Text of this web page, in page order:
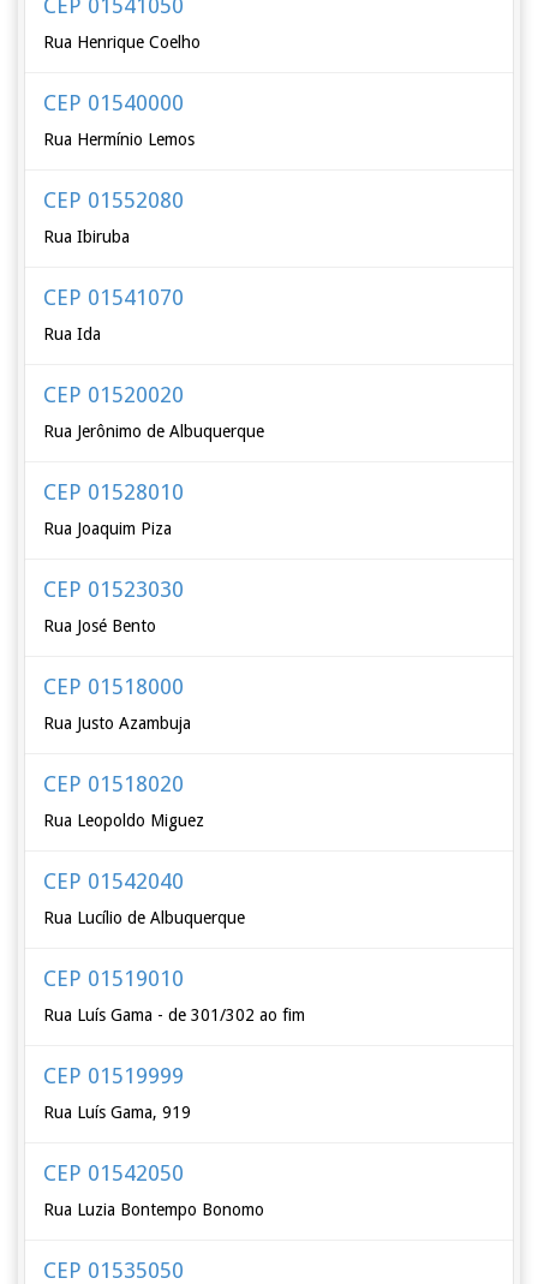
CEP 01541050
Rua Henrique Coelho
CEP 01540000
Rua Hermínio Lemos
CEP 01552080
Rua Ibiruba
CEP 01541070
Rua Ida
CEP 01520020
Rua Jerônimo de Albuquerque
CEP 01528010
Rua Joaquim Piza
CEP 01523030
Rua José Bento
CEP 01518000
Rua Justo Azambuja
CEP 01518020
Rua Leopoldo Miguez
CEP 01542040
Rua Lucílio de Albuquerque
CEP 01519010
Rua Luís Gama - de 301/302 ao fim
CEP 01519999
Rua Luís Gama, 919
CEP 01542050
Rua Luzia Bontempo Bonomo
CEP 01535050